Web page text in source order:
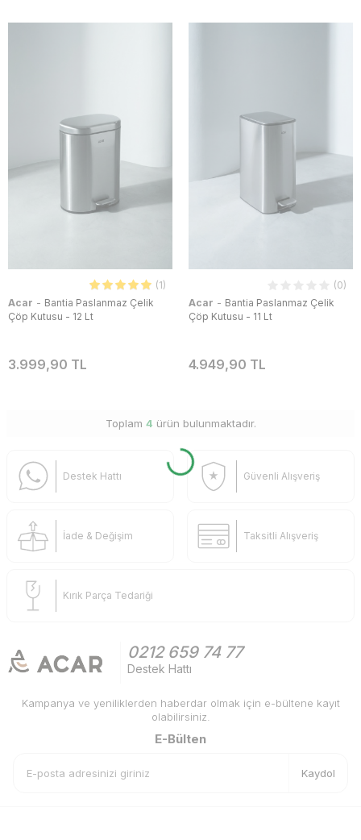
(1)
Acar - Bantia Paslanmaz Çelik
Çöp Kutusu - 12 Lt
3.999,90 TL
(0)
Acar - Bantia Paslanmaz Çelik
Çöp Kutusu - 11 Lt
4.949,90 TL
Toplam 4 ürün bulunmaktadır.
Destek Hattı Güvenli Alışveriş
İade & Değişim Taksitli Alışveriş
Kırık Parça Tedariği
0212 659 74 77
Destek Hattı
Kampanya ve yeniliklerden haberdar olmak için e-bültene kayıt
olabilirsiniz.
E-Bülten
Kaydol